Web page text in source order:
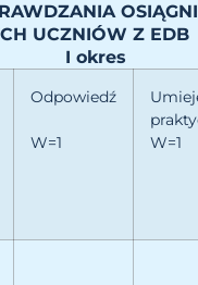
UCZNIÓW Z EDB
I okres
Odpowiedź
W=1
W=1